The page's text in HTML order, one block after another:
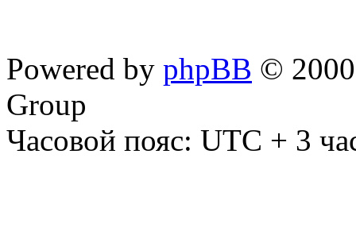
Powered by phpBB ©
Group
Часовой пояс: UTC + 3